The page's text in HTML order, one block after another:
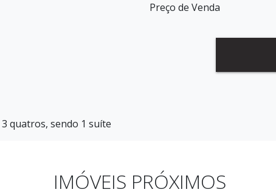
Preço de Venda
quatros, sendo 1 suíte
IMÓVEIS PRÓXIMOS